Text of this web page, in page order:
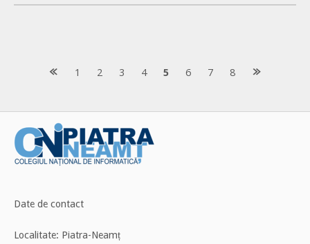
Posts
1 2 3 4 5 6 7 8
Date de contact
Localitate: Piatra-Neamț